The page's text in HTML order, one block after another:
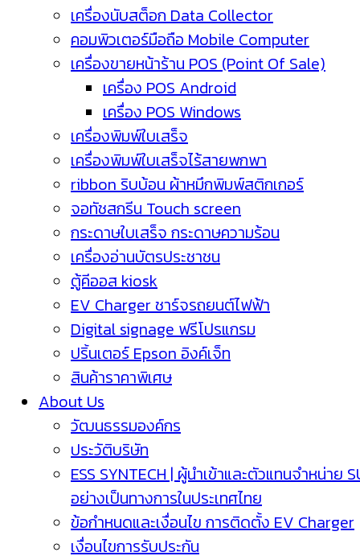
เครื่องนับสต็อก Data Collector
คอมพิวเตอร์มือถือ Mobile Computer
เครื่องขายหน้าร้าน POS (Point Of Sale)
เครื่อง POS Android
เครื่อง POS Windows
เครื่องพิมพ์ใบเสร็จ
เครื่องพิมพ์ใบเสร็จไร้สายพกพา
ribbon ริบบ้อน ผ้าหมึกพิมพ์สติกเกอร์
จอทัชสกรีน Touch screen
กระดาษใบเสร็จ กระดาษความร้อน
เครื่องอ่านบัตรประชาชน
ตู้คีออส kiosk
EV Charger ชาร์จรถยนต์ไฟฟ้า
Digital signage ฟรีโปรแกรม
ปริ้นเตอร์ Epson อิงค์เจ็ท
สินค้าราคาพิเศษ
About Us
วัฒนธรรมองค์กร
ประวัติบริษัท
ESS SYNTECH | ผู้นำเข้าและตัวแทนจำหน่าย
อย่างเป็นทางการในประเทศไทย
ข้อกำหนดและเงื่อนไข การติดตั้ง EV Charger
เงื่อนไขการรับประกัน